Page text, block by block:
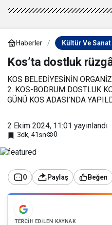
Haberler Kültür Ve
Kos’ta dostluk
KOS BELEDİYESİNİN
2. KOS-BODRUM DOSTLUK
GÜNÜ KOS ADASI’NDA
2 Ekim 2024, 11:01 yayınlandı
3dk, 41sn 0
0 Paylaş Beğen
TERCIH EDILEN KAYNAK